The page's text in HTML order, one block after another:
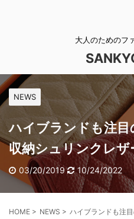
大人のためのフ
NEWS
ハイブランドも注
収納シュリンクレザ
03/20/2019 10/24/2022
HOME > NEWS > ハイブランドも注